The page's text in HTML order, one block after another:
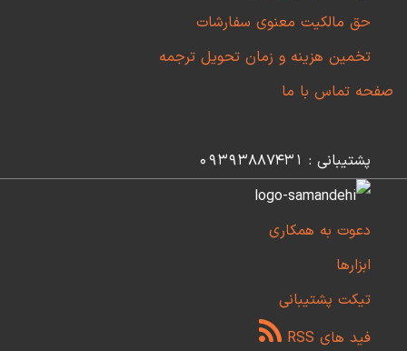
حق مالکیت معنوی سفارشات
تخمین هزینه و زمان تحویل ترجمه
صفحه تماس با ما
پشتیبانی : 09393887431
دعوت به همکاری
ابزارها
تیکت پشتیبانی
فید های RSS